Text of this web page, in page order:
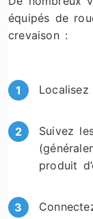
équipés de
crevaison :
Suivez
produit